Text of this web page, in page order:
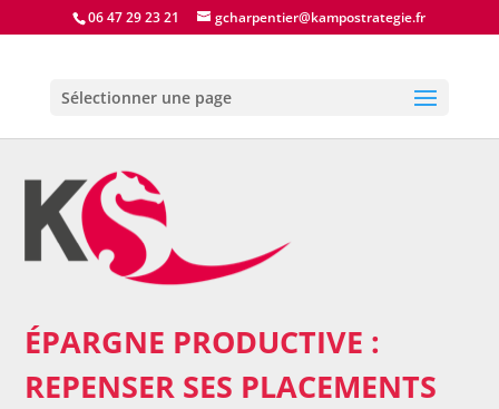
06 47 29 23 21 gcharpentier@kampostrategie.fr
Sélectionner une page
ÉPARGNE PRODUCTIVE :
REPENSER SES PLACEMENTS